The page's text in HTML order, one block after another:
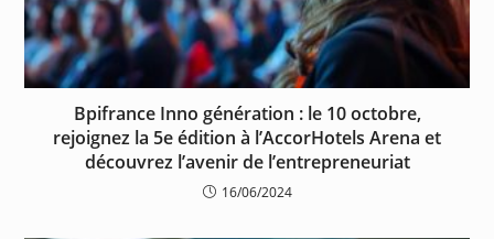
Bpifrance Inno génération : le 10 octobre,
rejoignez la 5e édition à l’AccorHotels Arena et
découvrez l’avenir de l’entrepreneuriat
16/06/2024